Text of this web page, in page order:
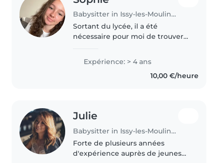
Babysitter in Issy-les-Moulineaux
Sortant du lycée, il a été
nécessaire pour moi de trouver
faire un peu d'argent. Aimant
beaucoup les enfants et étant de
nature calme et patiente, le
Expérience: > 4 ans
10,00 €/heure
Julie
Babysitter in Issy-les-Moulineaux
Forte de plusieurs années
d'expérience auprès de jeunes